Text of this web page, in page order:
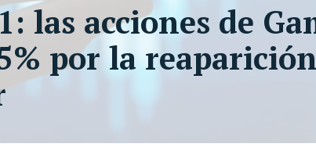
las acciones de
por la